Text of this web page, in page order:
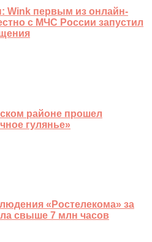
Wink первым из онлайн-
с МЧС России запустил
районе прошел
гулянье»
«Ростелекома» за
свыше 7 млн часов